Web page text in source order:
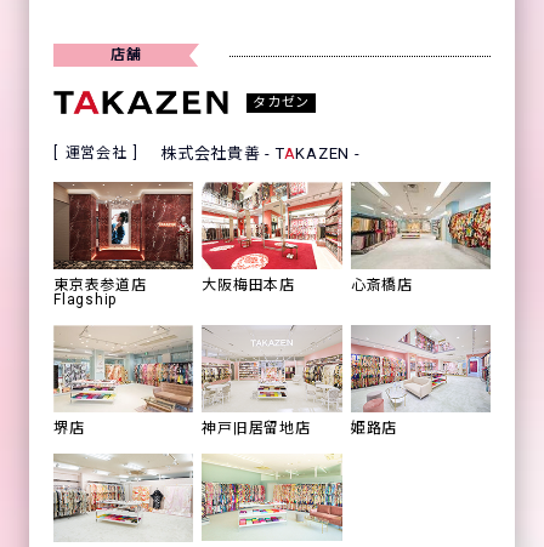
店舗
タカゼン
運営会社 株式会社貴善 - TAKAZEN -
東京表参道店
Flagship
大阪梅田本店 心斎橋店
堺店 神戸旧居留地店 姫路店